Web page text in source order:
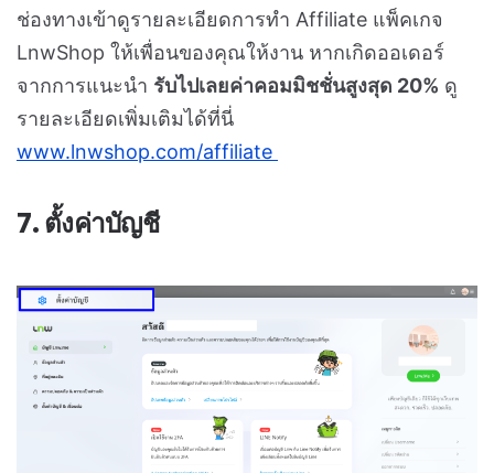
ช่องทางเข้าดูรายละเอียดการทำ Affiliate แพ็คเกจ
LnwShop ให้เพื่อนของคุณให้งาน หากเกิดออเดอร์
จากการแนะนำ รับไปเลยค่าคอมมิชชั่นสูงสุด 20% ดู
รายละเอียดเพิ่มเติมได้ที่นี่
www.lnwshop.com/affiliate
7. ตั้งค่าบัญชี